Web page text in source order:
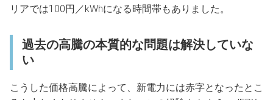
リアでは100円／kWhになる時間帯もありました。
過去の高騰の本質的な問題は解決していな
い
こうした価格高騰によって、新電力には赤字となったとこ